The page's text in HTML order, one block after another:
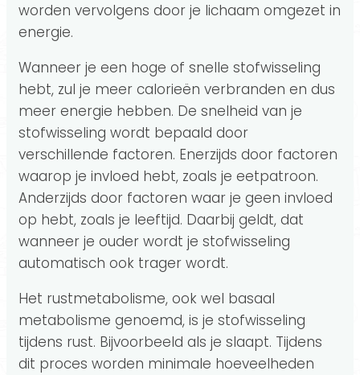
worden vervolgens door je lichaam omgezet in
energie.
Wanneer je een hoge of snelle stofwisseling
hebt, zul je meer calorieën verbranden en dus
meer energie hebben. De snelheid van je
stofwisseling wordt bepaald door
verschillende factoren. Enerzijds door factoren
waarop je invloed hebt, zoals je eetpatroon.
Anderzijds door factoren waar je geen invloed
op hebt, zoals je leeftijd. Daarbij geldt, dat
wanneer je ouder wordt je stofwisseling
automatisch ook trager wordt.
Het rustmetabolisme, ook wel basaal
metabolisme genoemd, is je stofwisseling
tijdens rust. Bijvoorbeeld als je slaapt. Tijdens
dit proces worden minimale hoeveelheden